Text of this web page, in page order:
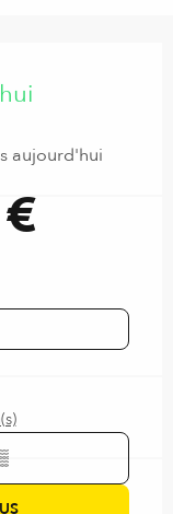
aujourd'hui